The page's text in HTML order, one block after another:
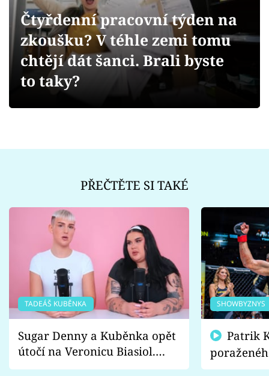
Videa
Sledujte prima+
Čtyřdenní pracovní týden na
zkoušku? V téhle zemi tomu
chtějí dát šanci. Brali byste
to taky?
PŘEČTĚTE SI TAKÉ
TADEÁŠ KUBĚNKA
Sugar Denny a Kuběnka opět
útočí na Veronicu Biasiol.
Proč je podle nich falešná a
SHOWBYZNYS
fanoušci